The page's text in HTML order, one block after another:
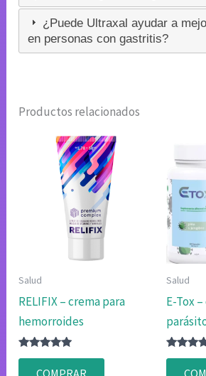
¿Puede Ultraxal ayudar a
en personas con gastritis?
Productos relacionados
Salud
RELIFIX – crema para
hemorroides
Valorado
Salud
E-Tox
Valorado